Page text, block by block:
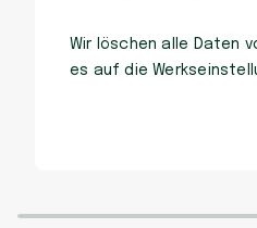
Wir löschen alle Daten
es auf die